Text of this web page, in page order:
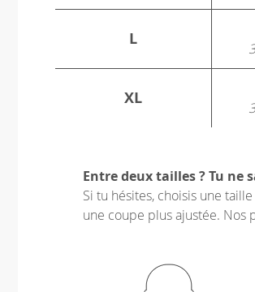
L
XL
Entre deux tailles ? Tu ne
Si tu hésites, choisis une
une coupe plus ajustée. Nos